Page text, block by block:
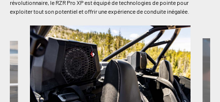
révolutionnaire, le RZR Pro XP est équipé de technologies de pointe pour
exploiter tout son potentiel et offrir une expérience de conduite inégalée.